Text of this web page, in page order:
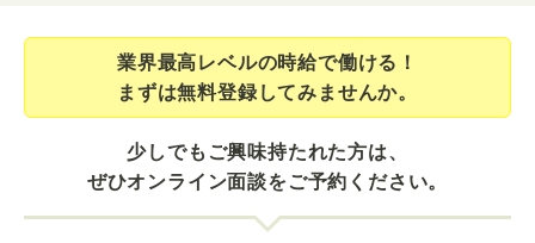
業界最⾼レベルの時給で働ける！
まずは無料登録してみませんか。
少しでもご興味持たれた方は、
ぜひオンライン面談をご予約ください。